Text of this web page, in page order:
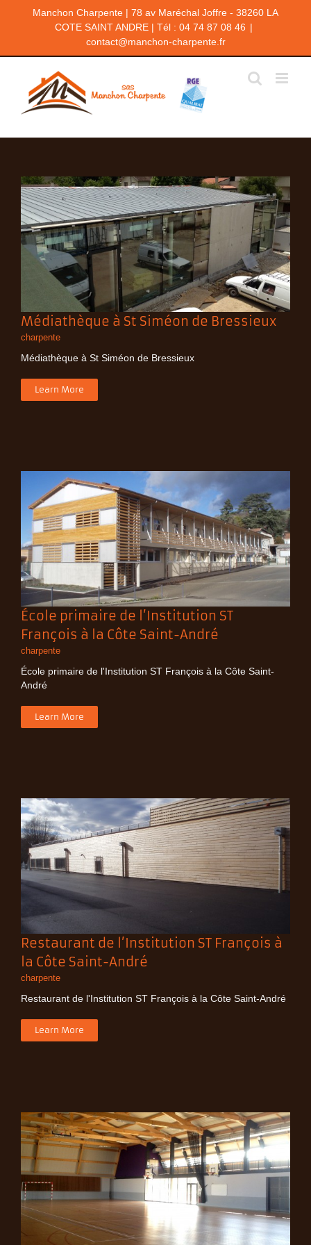
Manchon Charpente | 78 av Maréchal Joffre - 38260 LA
COTE SAINT ANDRE | Tél : 04 74 87 08 46 |
contact@manchon-charpente.fr
Médiathèque à St Siméon de Bressieux
charpente
Médiathèque à St Siméon de Bressieux
Learn More
École primaire de l’Institution ST
François à la Côte Saint-André
charpente
École primaire de l'Institution ST François à la Côte Saint-
André
Learn More
Restaurant de l’Institution ST François à
la Côte Saint-André
charpente
Restaurant de l'Institution ST François à la Côte Saint-André
Learn More